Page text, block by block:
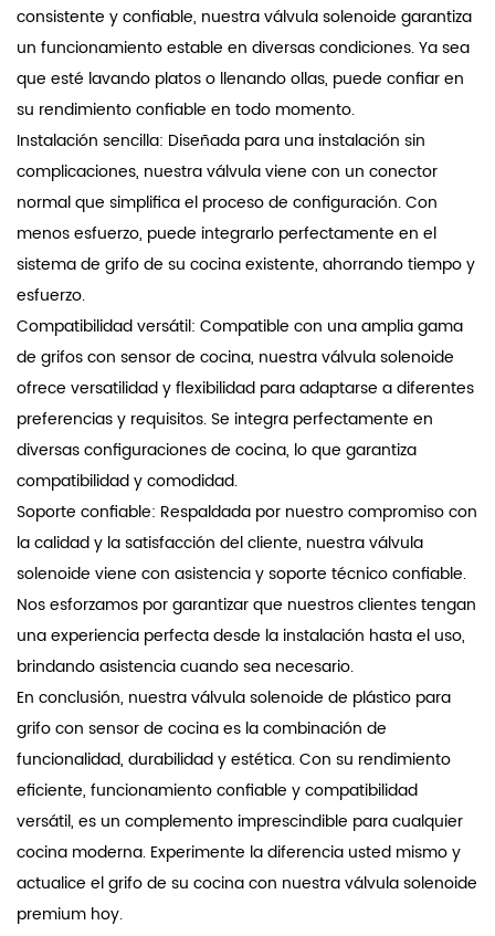
consistente y confiable, nuestra válvula solenoide garantiza
un funcionamiento estable en diversas condiciones. Ya sea
que esté lavando platos o llenando ollas, puede confiar en
su rendimiento confiable en todo momento.
Instalación sencilla: Diseñada para una instalación sin
complicaciones, nuestra válvula viene con un conector
normal que simplifica el proceso de configuración. Con
menos esfuerzo, puede integrarlo perfectamente en el
sistema de grifo de su cocina existente, ahorrando tiempo y
esfuerzo.
Compatibilidad versátil: Compatible con una amplia gama
de grifos con sensor de cocina, nuestra válvula solenoide
ofrece versatilidad y flexibilidad para adaptarse a diferentes
preferencias y requisitos. Se integra perfectamente en
diversas configuraciones de cocina, lo que garantiza
compatibilidad y comodidad.
Soporte confiable: Respaldada por nuestro compromiso con
la calidad y la satisfacción del cliente, nuestra válvula
solenoide viene con asistencia y soporte técnico confiable.
Nos esforzamos por garantizar que nuestros clientes tengan
una experiencia perfecta desde la instalación hasta el uso,
brindando asistencia cuando sea necesario.
En conclusión, nuestra válvula solenoide de plástico para
grifo con sensor de cocina es la combinación de
funcionalidad, durabilidad y estética. Con su rendimiento
eficiente, funcionamiento confiable y compatibilidad
versátil, es un complemento imprescindible para cualquier
cocina moderna. Experimente la diferencia usted mismo y
actualice el grifo de su cocina con nuestra válvula solenoide
premium hoy.